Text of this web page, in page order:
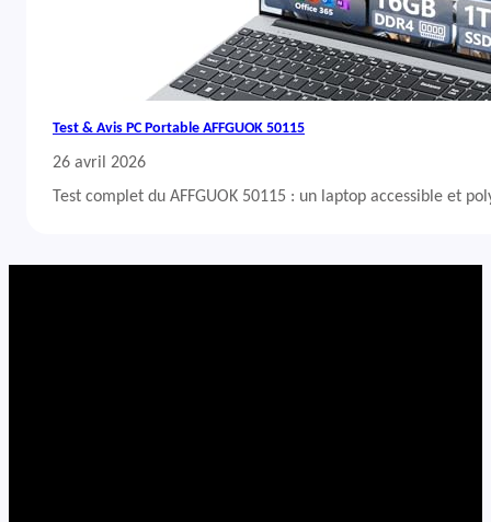
Test & Avis PC Portable AFFGUOK 50115
26 avril 2026
Test complet du AFFGUOK 50115 : un laptop accessible